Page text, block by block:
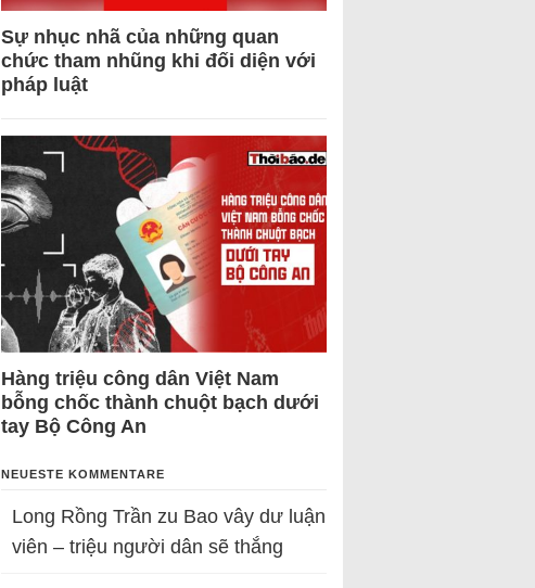
Sự nhục nhã của những quan
chức tham nhũng khi đối diện với
pháp luật
Hàng triệu công dân Việt Nam
bỗng chốc thành chuột bạch dưới
tay Bộ Công An
NEUESTE KOMMENTARE
Long Rồng Trần zu Bao vây dư luận
viên – triệu người dân sẽ thắng